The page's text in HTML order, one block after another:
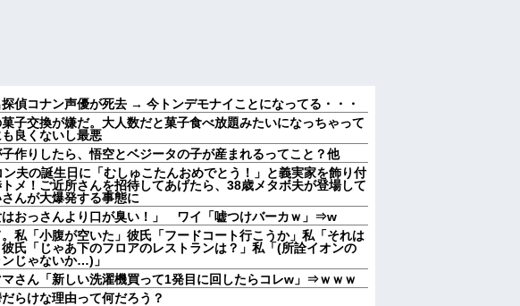
探偵コナン声優が死去 → 今トンデモナイことになってる・・・
子交換が嫌だ。大人数だと菓子食べ放題みたいになっちゃって
良くないし最悪
作りしたら、悟空とベジータの子が産まれるってこと？他
夫の誕生日に「むしゅこたんおめでとう！」と義実家を飾り付
メ！ご近所さんを招待してあげたら、38歳メタボ夫が登場して
んが大爆発する事態に
はおっさんより口が臭い！」 ワイ「嘘つけバーカｗ」⇒w
私「小腹が空いた」彼氏「フードコート行こうか」私「それは
氏「じゃあ下のフロアのレストランは？」私「(所詮イオンの
じゃないか…)」
マさん「新しい洗濯機買って1発目に回したらコレw」⇒ｗｗｗ
らけな理由って何だろう？